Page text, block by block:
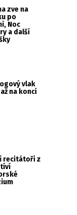
zve na
po
Noc
a další
vlak
na konci
recitátoři z